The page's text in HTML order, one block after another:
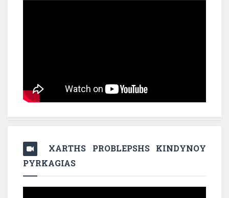
XARTHS PROBLEPSHS KINDYNOY
PYRKAGIAS